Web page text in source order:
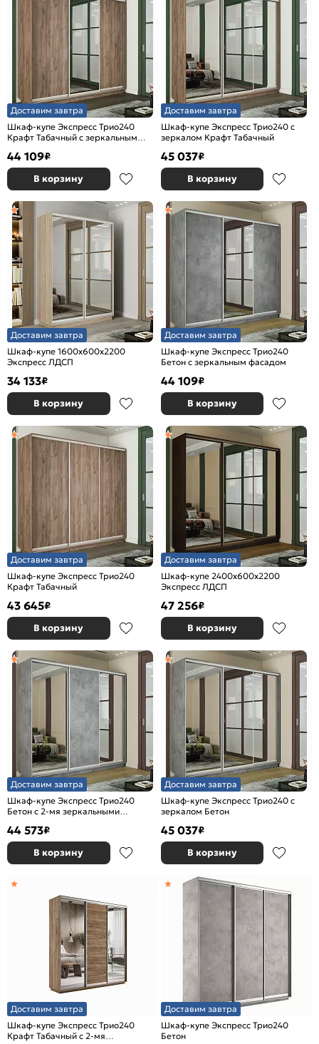
Доставим завтра
Шкаф-купе Экспресс Трио240
Крафт Табачный с зеркальным
44 109₽
В корзину
Доставим завтра
Шкаф-купе Экспресс Трио240 с
зеркалом Крафт Табачный
45 037₽
В корзину
Доставим завтра
Шкаф-купе 1600x600x2200
Экспресс ЛДСП
34 133₽
В корзину
Доставим завтра
Шкаф-купе Экспресс Трио240
Бетон с зеркальным фасадом
44 109₽
В корзину
Доставим завтра
Шкаф-купе Экспресс Трио240
Крафт Табачный
43 645₽
В корзину
Доставим завтра
Шкаф-купе 2400x600x2200
Экспресс ЛДСП
47 256₽
В корзину
Доставим завтра
Шкаф-купе Экспресс Трио240
Бетон с 2-мя зеркальными
44 573₽
В корзину
Доставим завтра
Шкаф-купе Экспресс Трио240 с
зеркалом Бетон
45 037₽
В корзину
Доставим завтра
Шкаф-купе Экспресс Трио240
Крафт Табачный с 2-мя
Доставим завтра
Шкаф-купе Экспресс Трио240
Бетон